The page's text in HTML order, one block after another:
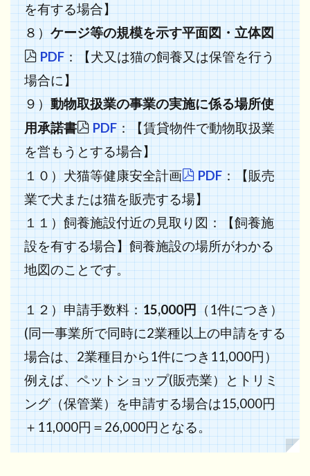
を有する場合】
８）ケージ等の規模を示す平面図・立体図
PDF：【犬又は猫の飼養又は保管を行う
場合に】
９）動物取扱業の事業の実施に係る場所使
用承諾書
PDF：【賃貸物件で動物取扱業
を営もうとする場合】
１０）犬猫等健康安全計画
PDF：【販売
業で犬または猫を販売する場】
１１）飼養施設付近の見取り図：【飼養施
設を有する場合】飼養施設の場所がわかる
地図のことです。
１２）申請手数料：15,000円（1件につき）
(同一事業所で同時に2業種以上の申請をする
場合は、2業種目から1件につき11,000円）
例えば、ペットショップ(販売業）とトリミ
ング（保管業）を申請する場合は15,000円
＋11,000円＝26,000円となる。